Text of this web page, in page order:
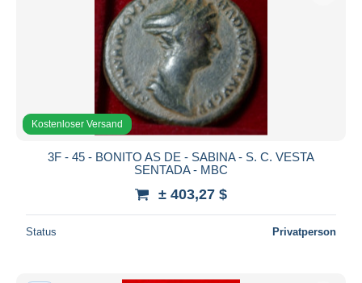
Kostenloser Versand
3F - 45 - BONITO AS DE - SABINA - S. C. VESTA
SENTADA - MBC
± 403,27 $
Status Privatperson